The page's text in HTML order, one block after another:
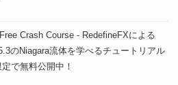
Crash Course - RedefineFXによる
のNiagara流体を学べるチュートリアル
で無料公開中！